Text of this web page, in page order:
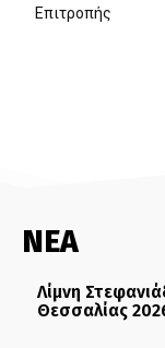
Επιτροπής
ΝΕΑ
Λίμνη
Θεσσαλίας